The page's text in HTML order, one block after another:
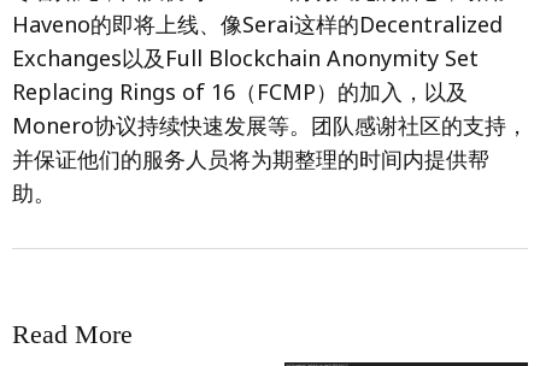
Haveno的即将上线、像Serai这样的Decentralized
Exchanges以及Full Blockchain Anonymity Set
Replacing Rings of 16（FCMP）的加入，以及
Monero协议持续快速发展等。团队感谢社区的支持，
并保证他们的服务人员将为期整理的时间内提供帮
助。
Read More